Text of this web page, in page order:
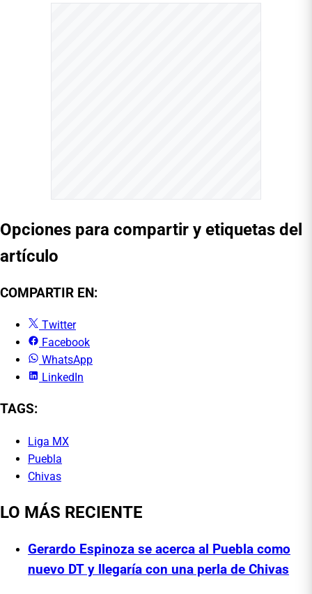
Opciones para compartir y etiquetas del
artículo
COMPARTIR EN:
Twitter
Facebook
WhatsApp
LinkedIn
TAGS:
Liga MX
Puebla
Chivas
LO MÁS RECIENTE
Gerardo Espinoza se acerca al Puebla como
nuevo DT y llegaría con una perla de Chivas